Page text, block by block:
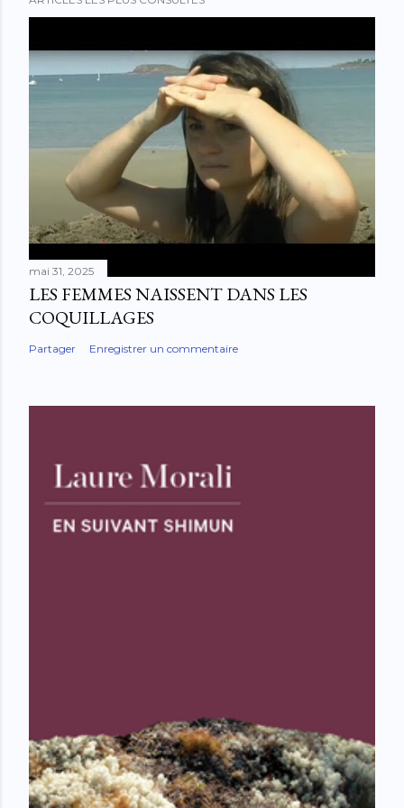
mai 31, 2025
LES FEMMES NAISSENT DANS LES
COQUILLAGES
Partager Enregistrer un commentaire